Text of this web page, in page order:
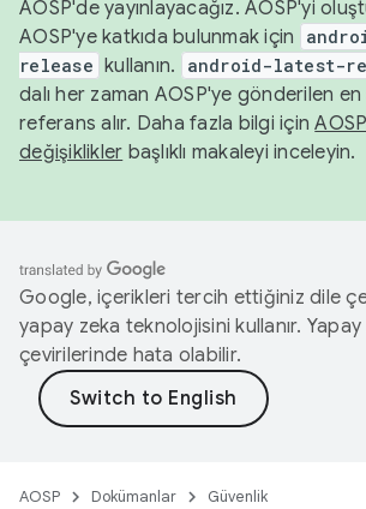
AOSP'de yayınlayacağız. AOSP'yi
AOSP'ye katkıda bulunmak için
release kullanın. android-latest-
dalı her zaman AOSP'ye gönderilen
referans alır. Daha fazla bilgi için
değişiklikler başlıklı makaleyi inceleyin.
Google, içerikleri tercih ettiğiniz dile
yapay zeka teknolojisini kullanır. Yapay
çevirilerinde hata olabilir.
AOSP Dokümanlar Güvenlik